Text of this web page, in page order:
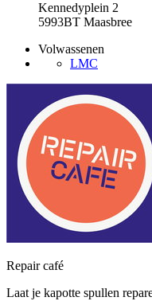
Kennedyplein 2
5993BT Maasbree
Volwassenen
LMC
Repair café
Laat je kapotte spullen